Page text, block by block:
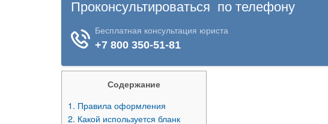
Содержание
1. Правила оформления
2. Какой используется бланк